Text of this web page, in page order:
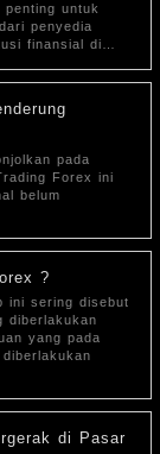
untuk
penyedia
finansial di…
pada
Forex ini
belum
?
ini sering disebut
diberlakukan
yang pada
di Pasar